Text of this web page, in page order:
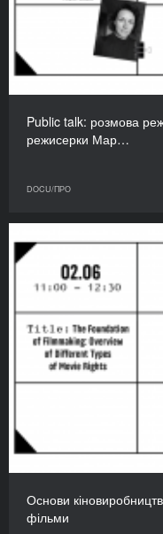
Public talk: розмова
режисерки Мар…
DOCU/ПРО
Основи
фільми